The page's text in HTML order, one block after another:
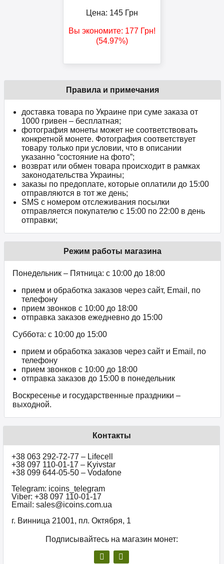
Цена: 145 Грн
Вы экономите: 177 Грн!
(54.97%)
Правила и примечания
доставка товара по Украине при суме заказа от
1000 гривен – бесплатная;
фотография монеты может не соответствовать
конкретной монете. Фотография соответствует
товару только при условии, что в описании
указанно “состояние на фото”;
возврат или обмен товара происходит в рамках
законодательства Украины;
заказы по предоплате, которые оплатили до 15:00
отправляются в тот же день;
SMS с номером отслеживания посылки
отправляется покупателю с 15:00 по 22:00 в день
отправки;
Режим работы магазина
Понедельник – Пятница: с 10:00 до 18:00
прием и обработка заказов через сайт, Email, по
телефону
прием звонков c 10:00 до 18:00
отправка заказов ежедневно до 15:00
Суббота: с 10:00 до 15:00
прием и обработка заказов через сайт и Email, по
телефону
прием звонков c 10:00 до 18:00
отправка заказов до 15:00 в понедельник
Воскресенье и государственные праздники –
выходной.
Контакты
+38 063 292-72-77 – Lifecell
+38 097 110-01-17 – Kyivstar
+38 099 644-05-50 – Vodafone
Telegram: icoins_telegram
Viber: +38 097 110-01-17
Email: sales@icoins.com.ua
г. Винница 21001, пл. Октября, 1
Подписывайтесь на магазин монет: